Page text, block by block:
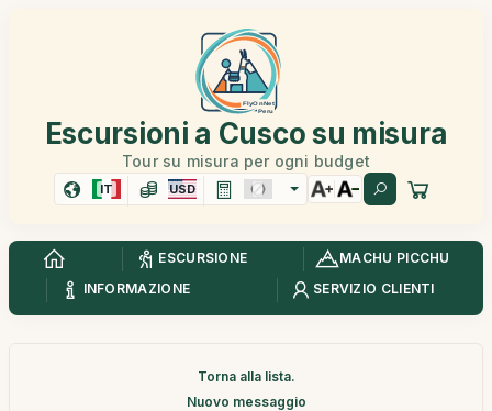
Escursioni a Cusco su misura
Tour su misura per ogni budget
IT USD
ESCURSIONE
MACHU PICCHU
INFORMAZIONE
SERVIZIO CLIENTI
Torna alla lista.
Nuovo messaggio